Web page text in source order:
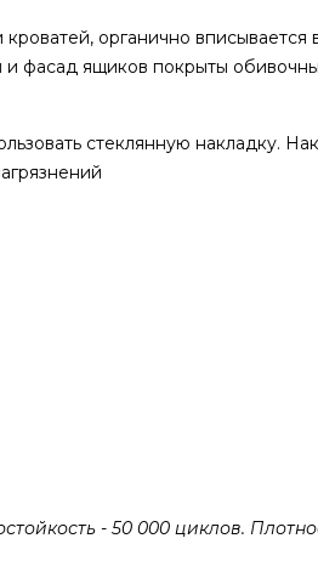
органично вписывается
и фасад ящиков покрыты
стеклянную накладку.
- 50 000 циклов.